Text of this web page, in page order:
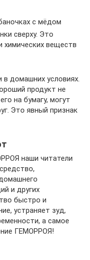
с мёдом
сверху. Это
химических веществ
домашних условиях.
продукт не
на бумагу, могут
Это явный признак
наши читатели
и других
быстро и
устраняет зуд,
а самое
ГЕМОРРОЯ!